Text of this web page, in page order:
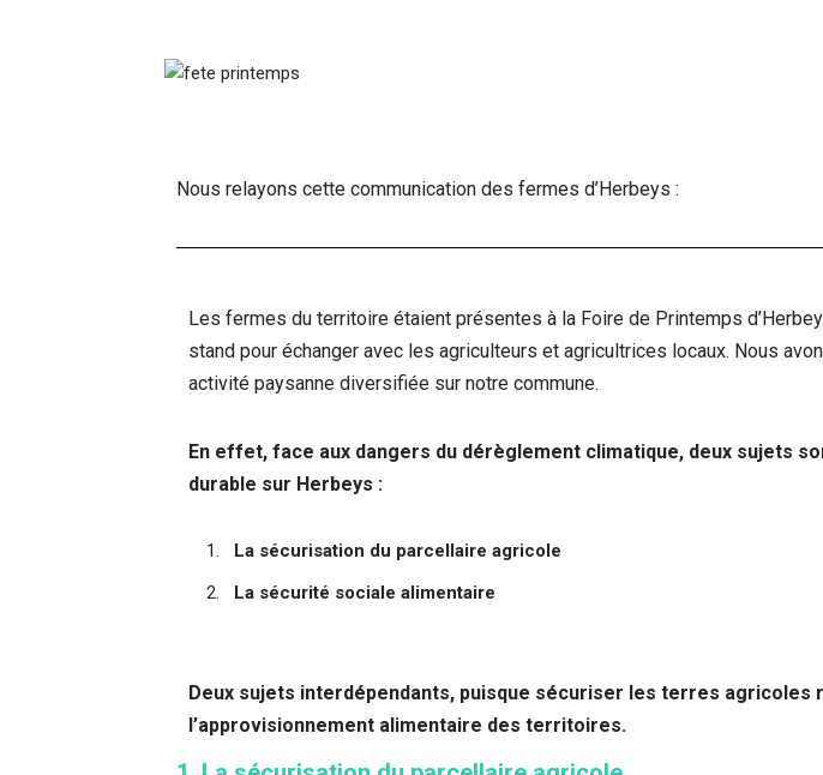
Nous relayons cette communication des fermes d’Herbeys :
Les fermes du territoire étaient présentes à la Foire de Printemps
stand pour échanger avec les agriculteurs et agricultrices locaux. Nous
activité paysanne diversifiée sur notre commune.
En effet, face aux dangers du dérèglement climatique, deux sujets
durable sur Herbeys :
La sécurisation du parcellaire agricole
La sécurité sociale alimentaire
Deux sujets interdépendants, puisque sécuriser les terres agricoles
l’approvisionnement alimentaire des territoires.